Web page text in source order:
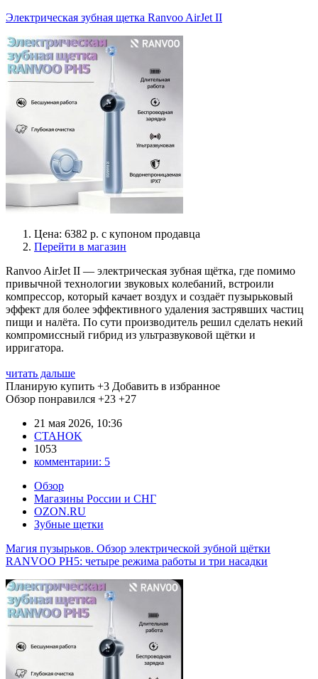
Электрическая зубная щетка Ranvoo AirJet II
Цена: 6382 р. с купоном продавца
Перейти в магазин
Ranvoo AirJet II — электрическая зубная щётка, где помимо
привычной технологии звуковых колебаний, встроили
компрессор, который качает воздух и создаёт пузырьковый
эффект для более эффективного удаления застрявших частиц
пищи и налёта. По сути производитель решил сделать некий
компромиссный гибрид из ультразвуковой щётки и
ирригатора.
читать дальше
Планирую купить +3 Добавить в избранное
Обзор понравился +23 +27
21 мая 2026, 10:36
CTAHOK
1053
комментарии: 5
Обзор
Магазины России и СНГ
OZON.RU
Зубные щетки
Магия пузырьков. Обзор электрической зубной щётки
RANVOO PH5: четыре режима работы и три насадки